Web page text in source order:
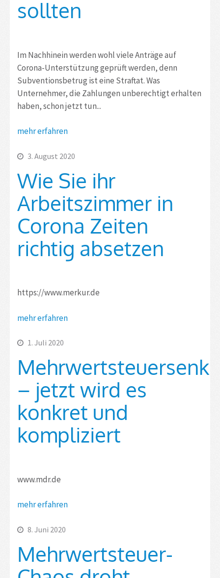
sollten
Im Nachhinein werden wohl viele Anträge auf
Corona-Unterstützung geprüft werden, denn
Subventionsbetrug ist eine Straftat. Was
Unternehmer, die Zahlungen unberechtigt erhalten
haben, schon jetzt tun...
mehr erfahren
3. August 2020
Wie Sie ihr
Arbeitszimmer in
Corona Zeiten
richtig absetzen
https://www.merkur.de
mehr erfahren
1. Juli 2020
– jetzt wird es
konkret und
kompliziert
www.mdr.de
mehr erfahren
8. Juni 2020
Mehrwertsteuer-